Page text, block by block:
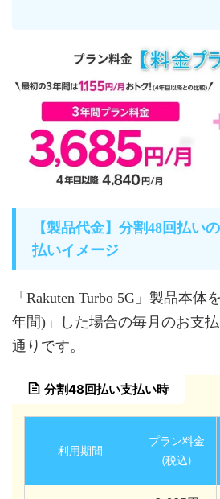
【製品代金】分割48回払い
払いイメージ
「Rakuten Turbo 5G」製品本体
年間)」した場合の毎月のお支
通りです。
分割48回払い支払い時
利用期間
プラン料金
(税込)